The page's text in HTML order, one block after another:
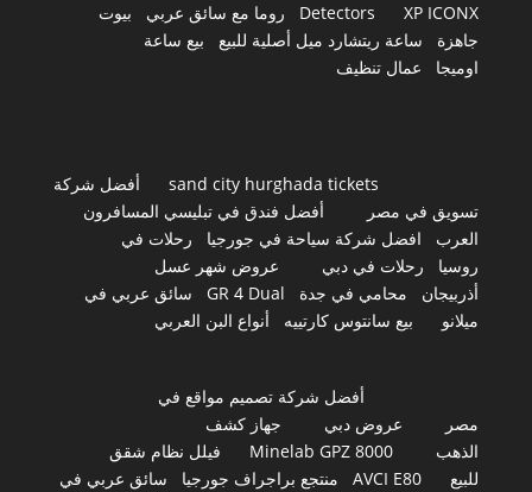
Detectors
XP ICONX روما مع سائق عربي
بيوت
جاهزة
ساعة ريتشارد ميل أصلية للبيع
بيع ساعة
اوميجا
عمال تنظيف
sand city hurghada tickets
أفضل شركة
تسويق في مصر
أفضل فندق في تبليسي المسافرون
العرب
افضل شركة سياحة في جورجيا
رحلات في
روسيا
رحلات في دبي
عروض شهر عسل
أذربيجان
محامي في جدة GR 4 Dual
سائق عربي في
ميلانو
بيع سانتوس كارتييه أنواع البن العربي
أفضل شركة تصميم مواقع في
مصر
عروض دبي
جهاز كشف
الذهب
Minelab GPZ 8000
فيلل نظام شقق
للبيع
AVCI E80 منتجع براجراف جورجيا سائق عربي في